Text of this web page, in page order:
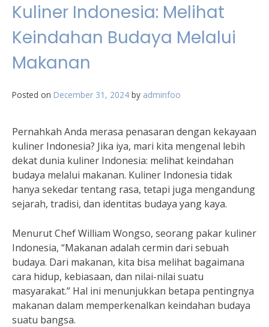
Kuliner Indonesia: Melihat
Keindahan Budaya Melalui
Makanan
Posted on December 31, 2024 by adminfoo
Pernahkah Anda merasa penasaran dengan kekayaan
kuliner Indonesia? Jika iya, mari kita mengenal lebih
dekat dunia kuliner Indonesia: melihat keindahan
budaya melalui makanan. Kuliner Indonesia tidak
hanya sekedar tentang rasa, tetapi juga mengandung
sejarah, tradisi, dan identitas budaya yang kaya.
Menurut Chef William Wongso, seorang pakar kuliner
Indonesia, “Makanan adalah cermin dari sebuah
budaya. Dari makanan, kita bisa melihat bagaimana
cara hidup, kebiasaan, dan nilai-nilai suatu
masyarakat.” Hal ini menunjukkan betapa pentingnya
makanan dalam memperkenalkan keindahan budaya
suatu bangsa.